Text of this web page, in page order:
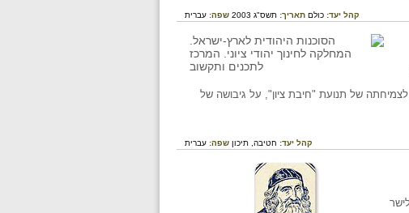
קהל יעד: כולם תאריך: תשס"ג 2003 שפה: עברית
של תנועת "חיבת ציון", על גיבושה של
קהל יעד: חטיבה, תיכון שפה: עברית
ראתה ברב קלישר